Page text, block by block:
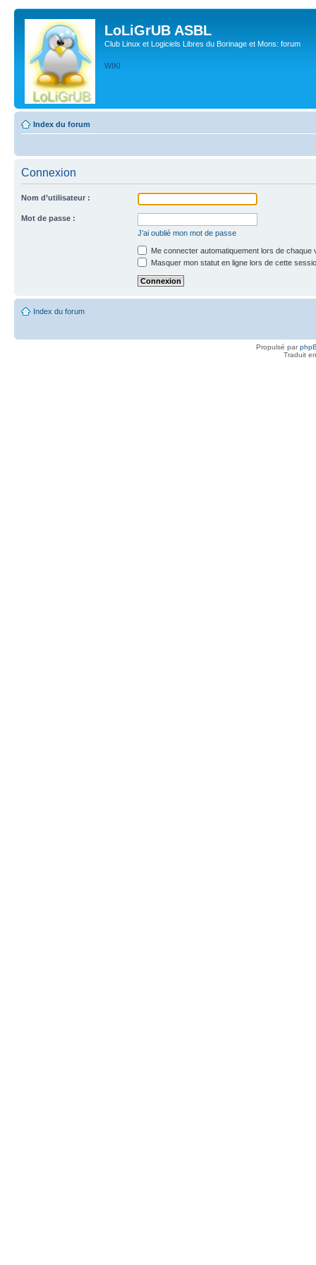
LoLiGrUB ASBL
Club Linux et Logiciels Libres du Borinage et Mons: forum
WIKI
Index du forum
Connexion
Nom d’utilisateur :
Mot de passe :
J’ai oublié mon mot de passe
Me connecter automatiquement lors de chaque
Masquer mon statut en ligne lors de cette
Index du forum
Propulsé par
Traduit